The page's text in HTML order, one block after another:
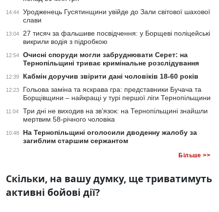
14:44
Уродженець Гусятинщини увійде до Зали світової шахової
слави
13:04
27 тисяч за фальшиве посвідчення: у Борщеві поліцейські
викрили водія з підробкою
12:54
Очисні споруди могли забруднювати Серет: на
Тернопільщині триває кримінальне розслідування
12:39 Кабмін доручив звірити дані чоловіків 18-60 років
12:23
Гольова заміна та яскрава гра: представники Бучача та
Борщівщини – найкращі у турі першої ліги Тернопільщини
11:04
Три дні не виходив на зв’язок: на Тернопільщині знайшли
мертвим 58-річного чоловіка
10:48
На Тернопільщині оголосили дводенну жалобу за
загиблим старшим сержантом
Більше >>
Скільки, на вашу думку, ще триватимуть
активні бойові дії?